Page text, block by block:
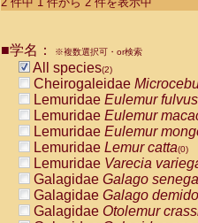
AtelidaeAlouatta
AtelidaeAteles belzebuth
AtelidaeAteles geoffroyi
AtelidaeAteles paniscus(0)
AtelidaeAtelesspp. (0)
AtelidaeLagothrix
AtelidaeLagothrix
PitheciidaeCacajao
PitheciidaeCallicebus
PitheciidaeCallicebus
PitheciidaeCallicebus
PitheciidaeCallicebus
■学名： ※複数選択可・or検索
All species(2)
Cheirogaleidae
Lemuridae Eulemur fulvus
Lemuridae Eulemur
Lemuridae Eulemur
Lemuridae Lemur catta(0)
Lemuridae Varecia
Galagidae Galago
Galagidae Galago
Galagidae Otolemur